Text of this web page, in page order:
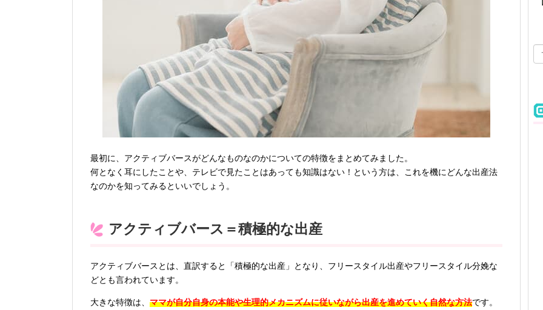
最初に、アクティブバースがどんなものなのかについての特徴をまとめてみました。
何となく耳にしたことや、テレビで見たことはあっても知識はない！という方は、これを機にどんな出産法
なのかを知ってみるといいでしょう。
アクティブバース＝積極的な出産
アクティブバースとは、直訳すると「積極的な出産」となり、フリースタイル出産やフリースタイル分娩な
どとも言われています。
大きな特徴は、 ママが自分自身の本能や生理的メカニズムに従いながら出産を進めていく自然な方法です。